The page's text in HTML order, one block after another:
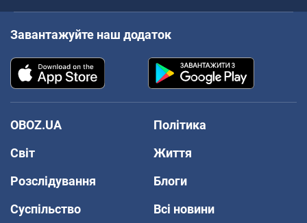
Завантажуйте наш додаток
OBOZ.UA
Політика
Світ
Життя
Розслідування
Блоги
Суспільство
Всі новини